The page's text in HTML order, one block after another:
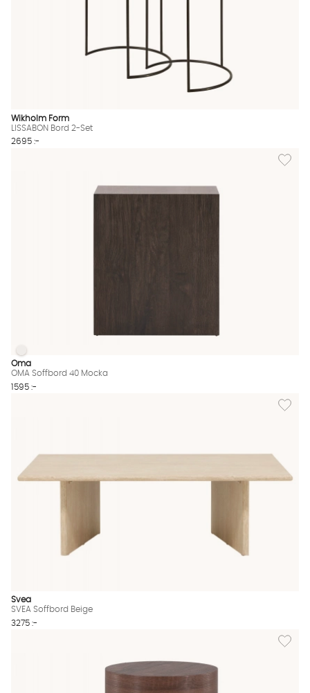
Wikholm Form
LISSABON Bord 2-Set
2695 :-
Lägg
OMA Soffbord 40 Mocka Finns även i dessa färger:
OMA Soffbord 40 Mocka
Oma
OMA Soffbord 40 Mocka
1595 :-
Lägg
Svea
SVEA Soffbord Beige
3275 :-
Lägg